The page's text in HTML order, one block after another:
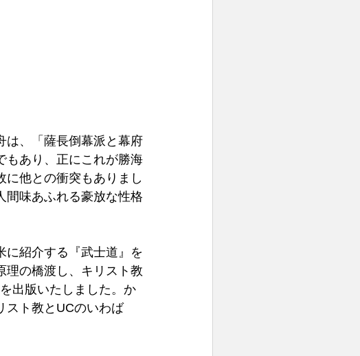
は、「薩長倒幕派と幕府
もあり、正にこれが勝海
他との衝突もありまし
間味あふれる豪放な性格
に紹介する『武士道』を
理の橋渡し、キリスト教
出版いたしました。か
スト教とUCのいわば